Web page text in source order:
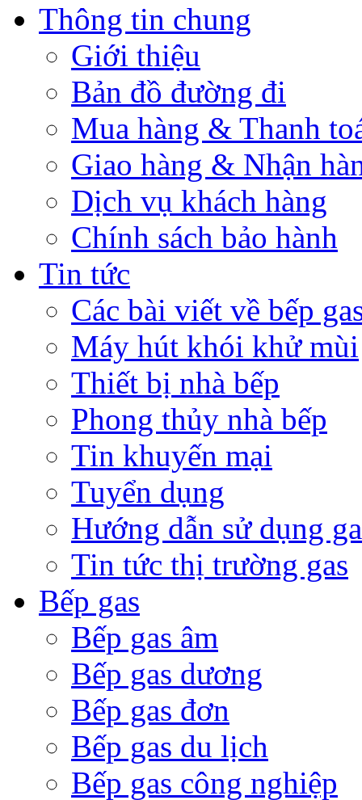
Thông tin chung
Giới thiệu
Bản đồ đường đi
Mua hàng & Thanh
Giao hàng & Nhận
Dịch vụ khách hàng
Chính sách bảo hành
Tin tức
Các bài viết về bếp
Máy hút khói khử mùi
Thiết bị nhà bếp
Phong thủy nhà bếp
Tin khuyến mại
Tuyển dụng
Hướng dẫn sử dụng
Tin tức thị trường gas
Bếp gas
Bếp gas âm
Bếp gas dương
Bếp gas đơn
Bếp gas du lịch
Bếp gas công nghiệp